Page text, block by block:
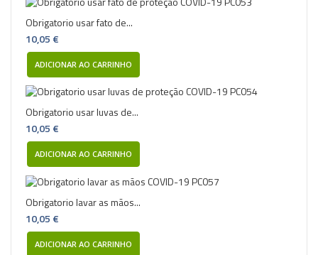
Obrigatorio usar fato de...
10,05 €
ADICIONAR AO CARRINHO
Obrigatorio usar luvas de...
10,05 €
ADICIONAR AO CARRINHO
Obrigatorio lavar as mãos...
10,05 €
ADICIONAR AO CARRINHO